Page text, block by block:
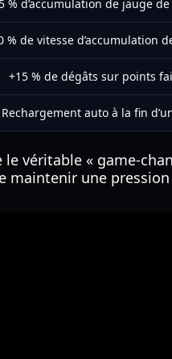
% d’accumulation de jauge
% de vitesse d’accumulation
+15 % de dégâts sur points
Rechargement auto à la fin
le véritable « game-
une